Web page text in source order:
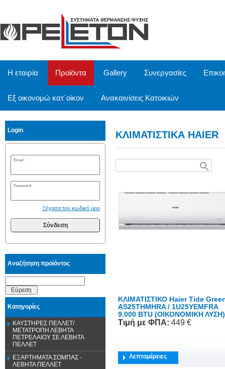
Η εταιρία Προϊόντα Gallery Συνεργασίες
Εξ οικονομώ κατ΄οίκον Ανακαινίσεις Κατοικιών
Login
Email:
Password:
Ξέχασα τον κωδικό μου
Σύνδεση
Αναζήτηση προϊόντος
Εύρεση
Κατηγορίες
ΚΑΥΣΤΗΡΕΣ ΠΕΛΛΕΤ/
ΜΕΤΑΤΡΟΠΗ ΛΕΒΗΤΑ
ΠΕΤΡΕΛΑΙΟΥ ΣΕ ΛΕΒΗΤΑ
ΠΕΛΛΕΤ
ΕΞΑΡΤΗΜΑΤΑ ΣΟΜΠΑΣ -
ΛΕΒΗΤΑ ΠΕΛΛΕΤ
ΚΛΙΜΑΤΙΣΤΙΚΑ HAIER
search
ΚΛΙΜΑΤΙΣΤΙΚΟ Haier Tide
AS25THMHRA / 1U25YEMFRA
9.000 BTU (ΟΙΚΟΝΟΜΙΚΗ ΛΥΣΗ)
Τιμή με ΦΠΑ: 449 €
Λεπτομέρειες